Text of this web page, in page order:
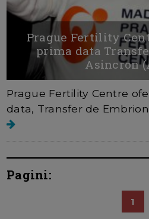
Prague Fertility
prima data
Asincron
Prague Fertility Centre
data, Transfer de
Pagini:
1